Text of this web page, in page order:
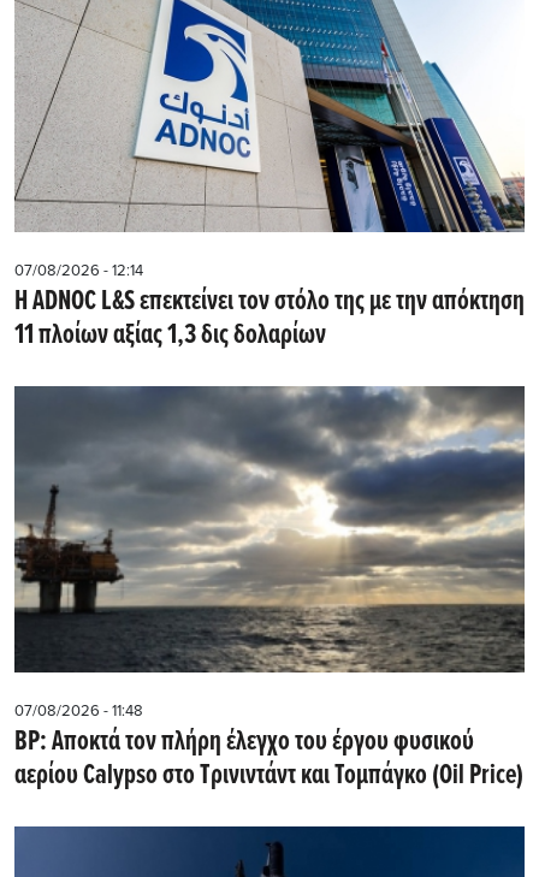
07/08/2026 - 12:14
Η ADNOC L&S επεκτείνει τον στόλο της με την απόκτηση
11 πλοίων αξίας 1,3 δις δολαρίων
07/08/2026 - 11:48
BP: Αποκτά τον πλήρη έλεγχο του έργου φυσικού
αερίου Calypso στο Τρινιντάντ και Τομπάγκο (Oil Price)